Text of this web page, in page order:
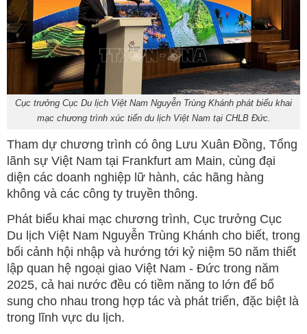
Cục trưởng Cục Du lịch Việt Nam Nguyễn Trùng Khánh phát biểu khai
mạc chương trình xúc tiến du lịch Việt Nam tại CHLB Đức.
Tham dự chương trình có ông Lưu Xuân Đồng, Tổng
lãnh sự Việt Nam tại Frankfurt am Main, cùng đại
diện các doanh nghiệp lữ hành, các hãng hàng
không và các công ty truyền thông.
Phát biểu khai mạc chương trình, Cục trưởng Cục
Du lịch Việt Nam Nguyễn Trùng Khánh cho biết, trong
bối cảnh hội nhập và hướng tới kỷ niệm 50 năm thiết
lập quan hệ ngoại giao Việt Nam - Đức trong năm
2025, cả hai nước đều có tiềm năng to lớn để bổ
sung cho nhau trong hợp tác và phát triển, đặc biệt là
trong lĩnh vực du lịch.